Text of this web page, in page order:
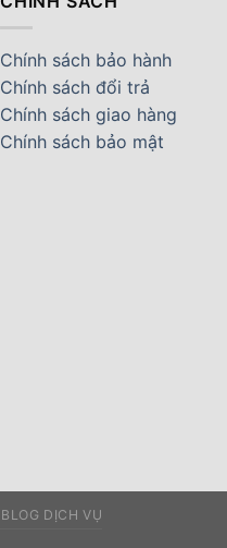
Chính sách bảo hành
Chính sách đổi trả
Chính sách giao hàng
Chính sách bảo mật
BLOG DỊCH VỤ